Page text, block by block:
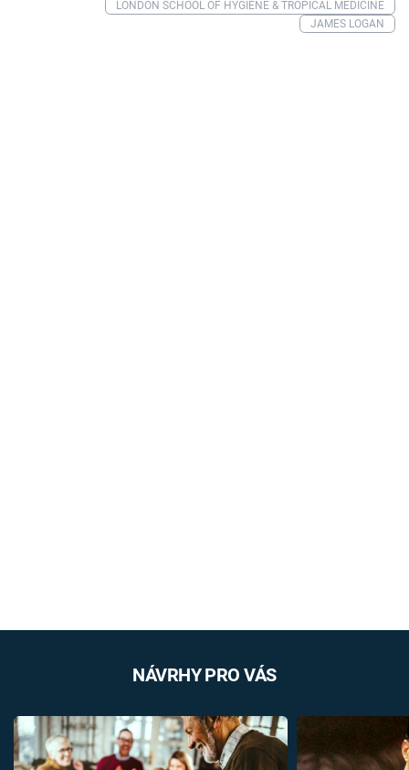
LONDON SCHOOL OF HYGIENE & TROPICAL MEDICINE
JAMES LOGAN
NÁVRHY PRO VÁS